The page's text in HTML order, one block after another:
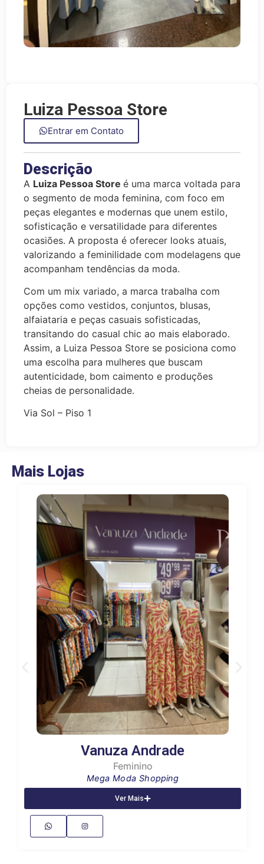
Luiza Pessoa Store
Entrar em Contato
Descrição
A Luiza Pessoa Store é uma marca voltada para
o segmento de moda feminina, com foco em
peças elegantes e modernas que unem estilo,
sofisticação e versatilidade para diferentes
ocasiões. A proposta é oferecer looks atuais,
valorizando a feminilidade com modelagens que
acompanham tendências da moda.
Com um mix variado, a marca trabalha com
opções como vestidos, conjuntos, blusas,
alfaiataria e peças casuais sofisticadas,
transitando do casual chic ao mais elaborado.
Assim, a Luiza Pessoa Store se posiciona como
uma escolha para mulheres que buscam
autenticidade, bom caimento e produções
cheias de personalidade.
Via Sol – Piso 1
Mais Lojas
Vanuza Andrade
Feminino
Mega Moda Shopping
Ver Mais